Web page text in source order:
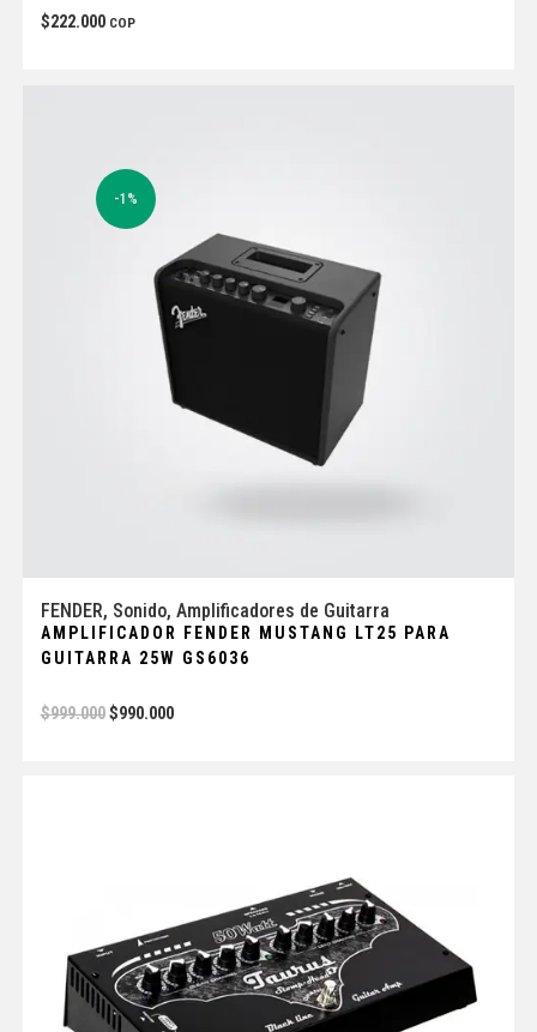
$222.000 COP
-1%
FENDER, Sonido, Amplificadores de Guitarra
AMPLIFICADOR FENDER MUSTANG LT25 PARA
GUITARRA 25W GS6036
$999.000 $990.000